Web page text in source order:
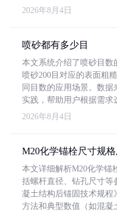
2026年8月4日
喷砂都有多少目
本文系统介绍了喷砂目数
喷砂200目对应的表面粗
同目数的应用场景。数据
实践，帮助用户根据需求
2026年8月4日
M20化学锚栓尺寸规
本文详细解析M20化学锚
括螺杆直径、钻孔尺寸等
凝土结构后锚固技术规程
方法和典型数值（如混凝